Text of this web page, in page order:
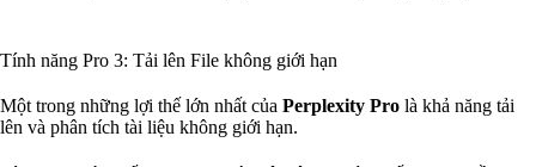
Tính năng Pro 3: Tải lên File không giới hạn
Một trong những lợi thế lớn nhất của Perplexity Pro là khả năng tải
lên và phân tích tài liệu không giới hạn.